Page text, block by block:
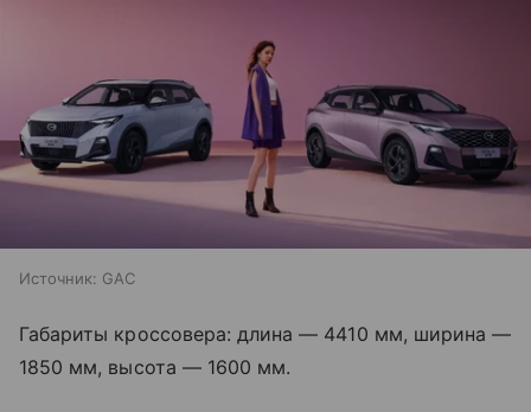
Источник: GAC
Габариты кроссовера: длина — 4410 мм, ширина —
1850 мм, высота — 1600 мм.